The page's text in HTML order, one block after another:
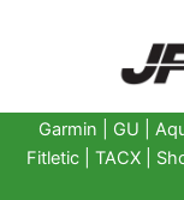
Garmin GU
Fitletic
TACX